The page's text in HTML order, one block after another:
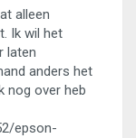
alleen
Ik wil het
laten
anders het
nog over heb
epson-